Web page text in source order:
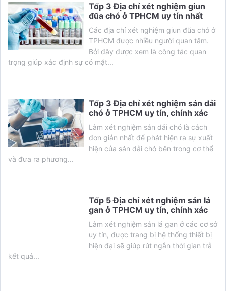
Tốp 3 Địa chỉ xét nghiệm giun
đũa chó ở TPHCM uy tín nhất
Các địa chỉ xét nghiệm giun đũa chó ở
TPHCM được nhiều người quan tâm.
Bởi đây được xem là công tác quan
trọng giúp xác định sự có mặt...
Tốp 3 Địa chỉ xét nghiệm sán dải
chó ở TPHCM uy tín, chính xác
Làm xét nghiệm sán dải chó là cách
đơn giản nhất để phát hiện ra sự xuất
hiện của sán dải chó bên trong cơ thể
và đưa ra phương...
Tốp 5 Địa chỉ xét nghiệm sán lá
gan ở TPHCM uy tín, chính xác
Làm xét nghiệm sán lá gan ở các cơ sở
uy tín, được trang bị hệ thống thiết bị
hiện đại sẽ giúp rút ngắn thời gian trả
kết quả...